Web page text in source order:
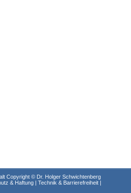
Copyright © Dr. Holger Schwichtenberg
& Haftung | Technik & Barrierefreiheit |